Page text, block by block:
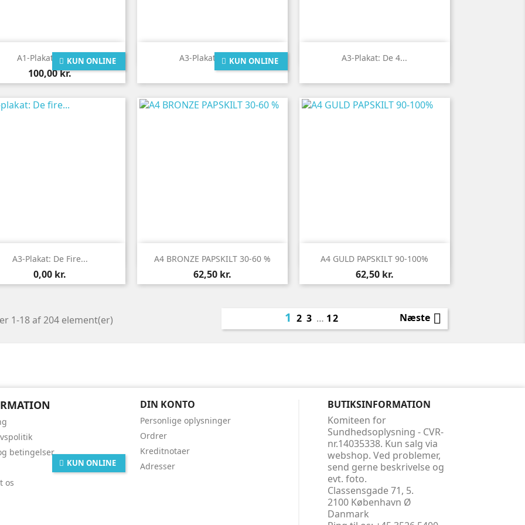
KUN ONLINE KUN ONLINE
A1-Plakat: De 4...
Pris
100,00 kr.
 Vis her A3-Plakat: De 4...
 Vis her A3-Plakat: De 4...
 Vis her
A3-Plakat: De Fire...
Pris
0,00 kr.
KUN ONLINE
 Vis her A4 BRONZE PAPSKILT 30-60 %
Pris
62,50 kr.
 Vis her A4 GULD PAPSKILT 90-100%
Pris
62,50 kr.
 Vis her
1-18 af 204 element(er) 123 … 12 Næste 
betingelser
os
DIN KONTO
Personlige oplysninger
Ordrer
Kreditnotaer
Adresser
BUTIKSINFORMATION
Komiteen for
Sundhedsoplysning - CVR-
nr.14035338. Kun salg via
webshop. Ved problemer,
send gerne beskrivelse og
evt. foto.
Classensgade 71, 5.
2100 København Ø
Danmark